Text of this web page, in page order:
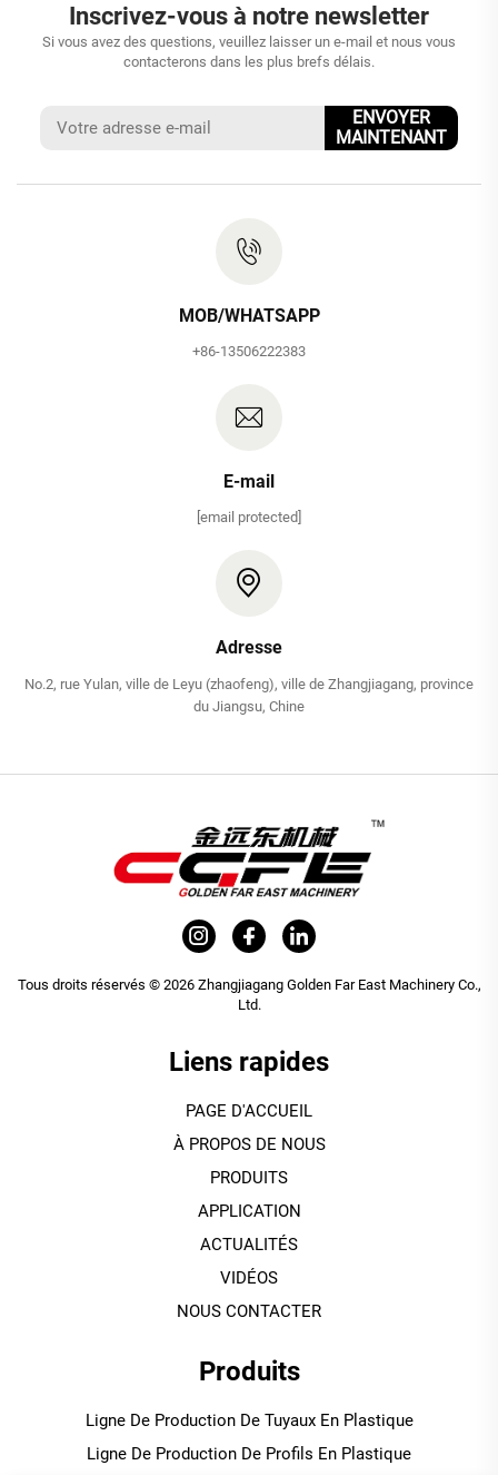
Inscrivez-vous à notre newsletter
Si vous avez des questions, veuillez laisser un e-mail et nous vous
contacterons dans les plus brefs délais.
ENVOYER
MAINTENANT
MOB/WHATSAPP
+86-13506222383
E-mail
[email protected]
Adresse
No.2, rue Yulan, ville de Leyu (zhaofeng), ville de Zhangjiagang, province
du Jiangsu, Chine
Tous droits réservés © 2026 Zhangjiagang Golden Far East Machinery Co.,
Ltd.
Liens rapides
PAGE D'ACCUEIL
À PROPOS DE NOUS
PRODUITS
APPLICATION
ACTUALITÉS
VIDÉOS
NOUS CONTACTER
Produits
Ligne De Production De Tuyaux En Plastique
Ligne De Production De Profils En Plastique